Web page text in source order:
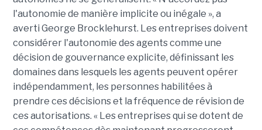
l'autonomie de manière implicite ou inégale », a
averti George Brocklehurst. Les entreprises doivent
considérer l'autonomie des agents comme une
décision de gouvernance explicite, définissant les
domaines dans lesquels les agents peuvent opérer
indépendamment, les personnes habilitées à
prendre ces décisions et la fréquence de révision de
ces autorisations. « Les entreprises qui se dotent de